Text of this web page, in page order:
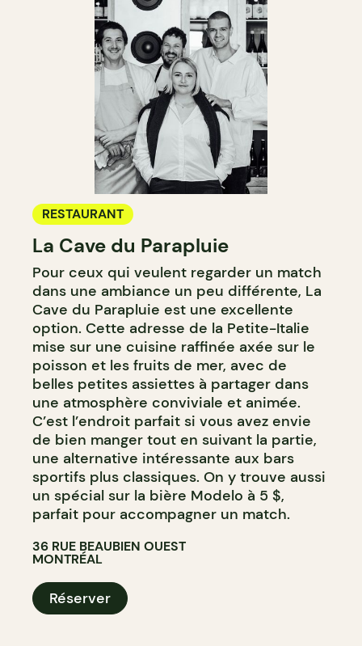
RESTAURANT
La Cave du Parapluie
Pour ceux qui veulent regarder un match
dans une ambiance un peu différente, La
Cave du Parapluie est une excellente
option. Cette adresse de la Petite-Italie
mise sur une cuisine raffinée axée sur le
poisson et les fruits de mer, avec de
belles petites assiettes à partager dans
une atmosphère conviviale et animée.
C’est l’endroit parfait si vous avez envie
de bien manger tout en suivant la partie,
une alternative intéressante aux bars
sportifs plus classiques. On y trouve aussi
un spécial sur la bière Modelo à 5 $,
parfait pour accompagner un match.
36 RUE BEAUBIEN OUEST
MONTRÉAL
Réserver